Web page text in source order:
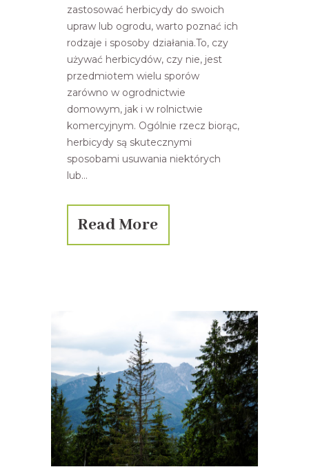
zastosować herbicydy do swoich
upraw lub ogrodu, warto poznać ich
rodzaje i sposoby działania.To, czy
używać herbicydów, czy nie, jest
przedmiotem wielu sporów
zarówno w ogrodnictwie
domowym, jak i w rolnictwie
komercyjnym. Ogólnie rzecz biorąc,
herbicydy są skutecznymi
sposobami usuwania niektórych
lub...
Read More